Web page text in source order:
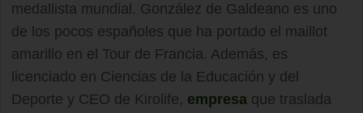
medallista mundial. González de Galdeano es uno
de los pocos españoles que ha portado el maillot
amarillo en el Tour de Francia. Además, es
licenciado en Ciencias de la Educación y del
Deporte y CEO de Kirolife, empresa que traslada